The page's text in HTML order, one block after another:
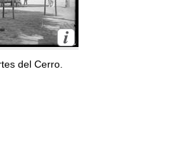
del Cerro.